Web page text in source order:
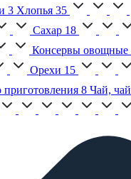
3 Хлопья 35
Сахар 18
Консервы овощные
Орехи 15
8 Чай,